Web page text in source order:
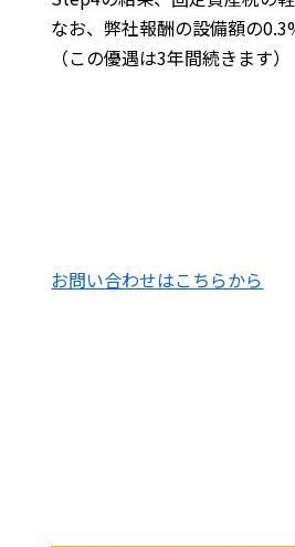
なお、弊社報酬の設備額の
（この優遇は3年間続きます）
お問い合わせはこちらから